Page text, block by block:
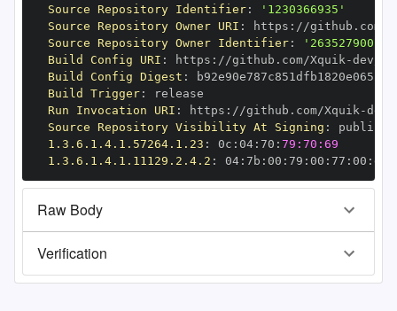
Source Repository Identifier:
'1230366935'
Source Repository Owner URI : https : //github.com/
Source Repository Owner Identifier:
'263527900'
Build Config URI : https : //github.com/Xquik -dev/
Build Config Digest :
Build Trigger:
Run Invocation URI : https : //github.com/Xquik -dev/
Source Repository Visibility At Signing :
1.3.6.1.4.1.57264.1.23 : 0c : 04: 70 : 79:70:69
1.3.6.1.4.1.11129.2.4.2 : 04: 7b : 00 : 79 : 00 : 77 : 00 : dd
Raw Body
Verification